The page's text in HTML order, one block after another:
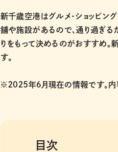
新千歳空港はグルメ・ショッピ
舗や施設があるので、通り過ぎる
りをもって決めるのがおすすめ。
す。
※2025年６月現在の情報です。内
目次